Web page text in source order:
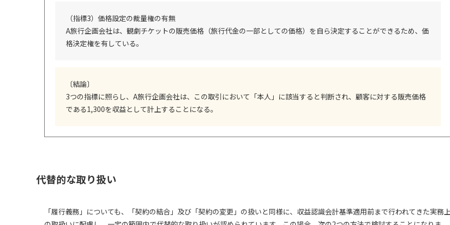
（指標3）価格設定の裁量権の有無
A旅行企画会社は、観劇チケットの販売価格（旅行代金の一部としての価格）を自ら決定することができるため、価
格決定権を有している。
〔結論〕
3つの指標に照らし、A旅行企画会社は、この取引において「本人」に該当すると判断され、顧客に対する販売価格
である1,300を収益として計上することになる。
代替的な取り扱い
「履行義務」についても、「契約の結合」及び「契約の変更」の扱いと同様に、収益認識会計基準適用前まで行われてきた実務